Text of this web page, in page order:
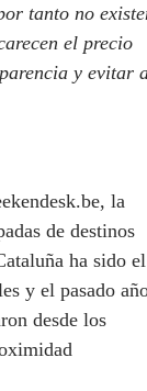
tanto no
el precio
y evitar
la
de destinos
ha sido el
y el pasado
desde los